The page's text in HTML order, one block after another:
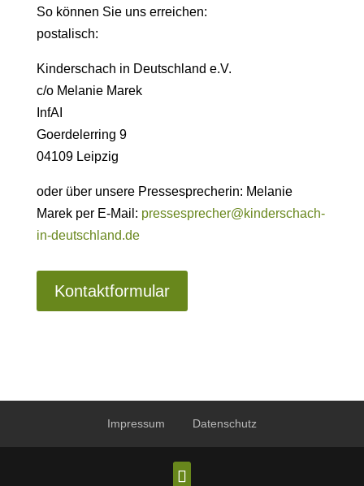
So können Sie uns erreichen:
postalisch:
Kinderschach in Deutschland e.V.
c/o Melanie Marek
InfAI
Goerdelerring 9
04109 Leipzig
oder über unsere Pressesprecherin: Melanie
Marek per E-Mail: pressesprecher@kinderschach-
in-deutschland.de
Kontaktformular
Impressum Datenschutz